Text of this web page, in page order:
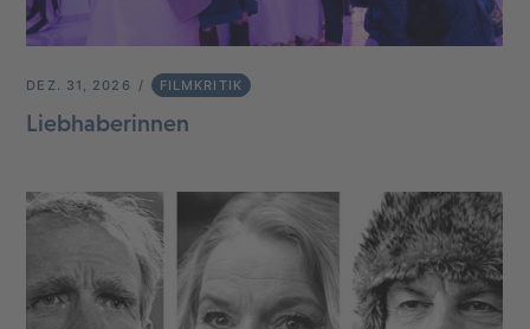
DEZ. 31, 2026 FILMKRITIK
Liebhaberinnen